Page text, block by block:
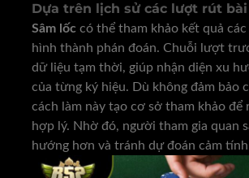
Dựa trên lịch sử các lượt rút
Sâm lốc có thể tham khảo kết quả
hình thành phán đoán. Chuỗi lượt
dữ liệu tạm thời, giúp nhận diện xu
của từng ký hiệu. Dù không đảm bảo
cách làm này tạo cơ sở tham khảo để
hợp lý. Nhờ đó, người tham gia quan
hướng hơn và tránh dự đoán cảm